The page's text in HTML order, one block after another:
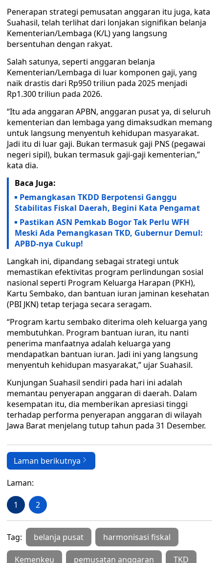
Penerapan strategi pemusatan anggaran itu juga, kata
Suahasil, telah terlihat dari lonjakan signifikan belanja
Kementerian/Lembaga (K/L) yang langsung
bersentuhan dengan rakyat.
Salah satunya, seperti anggaran belanja
Kementerian/Lembaga di luar komponen gaji, yang
naik drastis dari Rp950 triliun pada 2025 menjadi
Rp1.300 triliun pada 2026.
“Itu ada anggaran APBN, anggaran pusat ya, di seluruh
kementerian dan lembaga yang dimaksudkan memang
untuk langsung menyentuh kehidupan masyarakat.
Jadi itu di luar gaji. Bukan termasuk gaji PNS (pegawai
negeri sipil), bukan termasuk gaji-gaji kementerian,”
kata dia.
Baca Juga:
Pemangkasan TKDD Berpotensi Ganggu
Stabilitas Fiskal Daerah, Begini Kata Pengamat
Pastikan ASN Pemkab Bogor Tak Perlu WFH
Meski Ada Pemangkasan TKD, Gubernur Demul:
APBD-nya Cukup!
Langkah ini, dipandang sebagai strategi untuk
memastikan efektivitas program perlindungan sosial
nasional seperti Program Keluarga Harapan (PKH),
Kartu Sembako, dan bantuan iuran jaminan kesehatan
(PBI JKN) tetap terjaga secara seragam.
“Program kartu sembako diterima oleh keluarga yang
membutuhkan. Program bantuan iuran, itu nanti
penerima manfaatnya adalah keluarga yang
mendapatkan bantuan iuran. Jadi ini yang langsung
menyentuh kehidupan masyarakat,” ujar Suahasil.
Kunjungan Suahasil sendiri pada hari ini adalah
memantau penyerapan anggaran di daerah. Dalam
kesempatan itu, dia memberikan apresiasi tinggi
terhadap performa penyerapan anggaran di wilayah
Jawa Barat menjelang tutup tahun pada 31 Desember.
Laman berikutnya
Laman:
1 2
Tag: belanja pusat harmonisasi fiskal
Kemenkeu pemusatan anggaran TKD